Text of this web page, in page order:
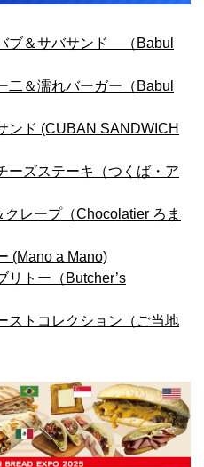
ブ＆サバサンド （Babul
＆濡れバーガー（Babul
ンド (CUBAN SANDWICH
ーズステーキ（つくば・ア
レープ（Chocolatier ろま
(Mano a Mano)
リトー（Butcher’s
ストコレクション（ご当地